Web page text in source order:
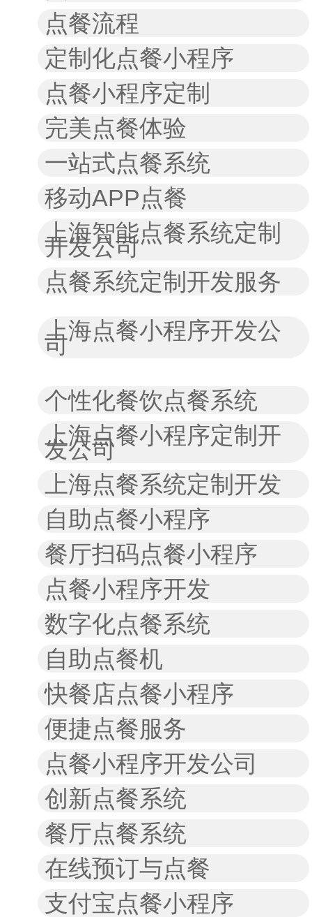
点餐流程
定制化点餐小程序
点餐小程序定制
完美点餐体验
一站式点餐系统
移动APP点餐
上海智能点餐系统定制
开发公司
点餐系统定制开发服务
上海点餐小程序开发公
司
个性化餐饮点餐系统
上海点餐小程序定制开
发公司
上海点餐系统定制开发
自助点餐小程序
餐厅扫码点餐小程序
点餐小程序开发
数字化点餐系统
自助点餐机
快餐店点餐小程序
便捷点餐服务
点餐小程序开发公司
创新点餐系统
餐厅点餐系统
在线预订与点餐
支付宝点餐小程序